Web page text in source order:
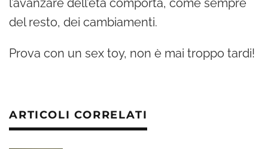
l’avanzare dell’età comporta, come sempre
del resto, dei cambiamenti.
Prova con un sex toy, non è mai troppo tardi!
ARTICOLI CORRELATI